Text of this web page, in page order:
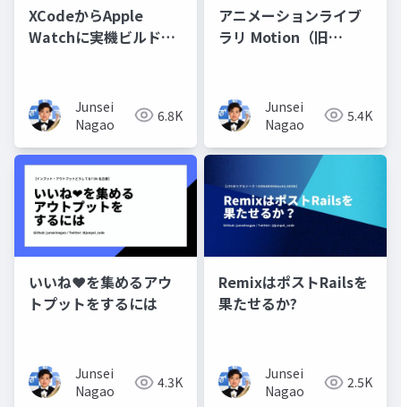
XCodeからApple
Watchに実機ビルドを
で
Junsei
Nagao
6.8K
アニメーションライブ
ラリ Motion（旧
ニメーションを実装す
るには
Junsei
Nagao
5.4K
いいね❤️を集めるアウ
トプットをするには
Junsei
Nagao
4.3K
RemixはポストRailsを
果たせるか?
Junsei
Nagao
2.5K